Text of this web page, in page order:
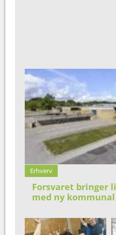
Erhverv
Forsvaret bringer
med ny